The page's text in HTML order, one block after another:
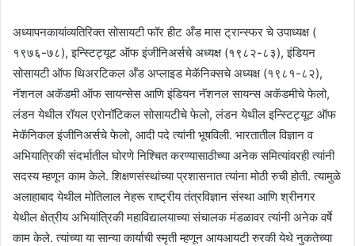
अध्यापनकायांव्यतिरिक्त सोसायटी फॉर हीट अँड मास ट्रान्स्फर चे उपाध्यक्ष (
१९७६-७८), इन्स्टिट्यूट ऑफ इंजीनिअर्सचे अध्यक्ष (१९८२-८३), इंडियन
सोसायटी ऑफ थिअरटिकल अँड अप्लाइड मेकॅनिक्सचे अध्यक्ष (१९८१-८२),
नॅशनल अकॅडमी ऑफ सायन्सेस आणि इंडियन नॅशनल सायन्स अकॅडमीचे फेलो,
लंडन येथील रॉयल एरोनॉटिकल सोसायटीचे फेलो, लंडन येथील इन्स्टिट्यूट ऑफ
मेकॅनिकल इंजीनिअर्सचे फेलो, आदी पदे त्यांनी भूषविली. भारतातील विज्ञान व
अभियात्रिकी संदर्भातील घोरणे निश्चित करण्यासाठीच्या अनेक समित्यांवरही त्यांनी
सदस्य म्हणून काम केले. शिक्षणसंस्थांच्या प्रशासनात त्यांना मोठी रुची होती. त्यामुळे
अलाहाबाद येथील मोतिलाल नेहरू राष्ट्रीय तंत्रविज्ञान संस्था आणि श्रीनगर
येथील क्षेत्रीय अभियांत्रिकी महाविद्यालयाच्या संचालक मंडळावर त्यांनी अनेक वर्षे
काम केले. त्यांच्या या सान्या कार्याची स्मृती म्हणून आयआयटी रुरकी येथे नुकतेच्या